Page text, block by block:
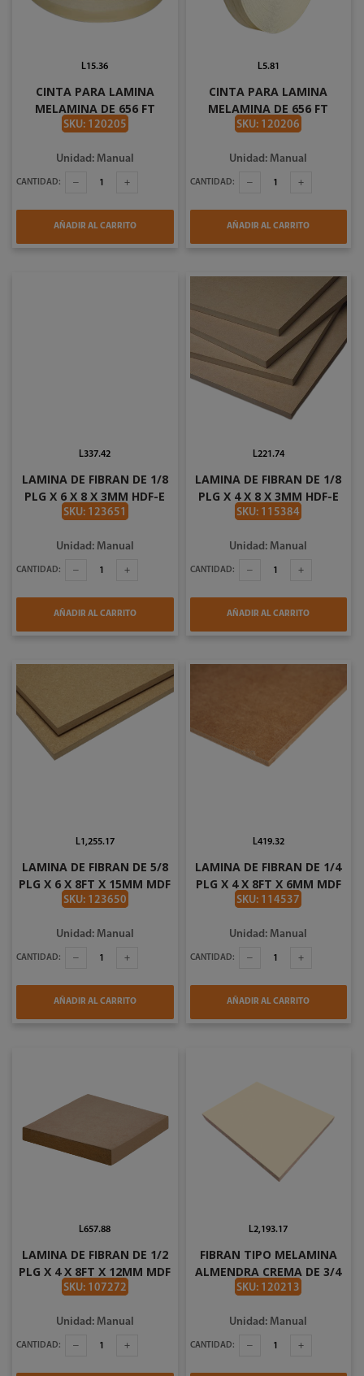
CINTA PARA LAMINA
MELAMINA DE 656 FT
COLOR ALMENDRA CREMA
SKU: 120205
L15.36
Unidad: Manual
CANTIDAD:
AÑADIR AL CARRITO
CINTA PARA LAMINA
MELAMINA DE 656 FT
COLOR NEGRO POR PIE
SKU: 120206
L5.81
Unidad: Manual
CANTIDAD:
AÑADIR AL CARRITO
LAMINA DE FIBRAN DE 1/8
PLG X 6 X 8 X 3MM HDF-E
SKU: 123651
L337.42
Unidad: Manual
CANTIDAD:
AÑADIR AL CARRITO
LAMINA DE FIBRAN DE 1/8
PLG X 4 X 8 X 3MM HDF-E
SKU: 115384
L221.74
Unidad: Manual
CANTIDAD:
AÑADIR AL CARRITO
LAMINA DE FIBRAN DE 5/8
PLG X 6 X 8FT X 15MM MDF
AMTK
SKU: 123650
L1,255.17
Unidad: Manual
CANTIDAD:
AÑADIR AL CARRITO
LAMINA DE FIBRAN DE 1/4
PLG X 4 X 8FT X 6MM MDF
AMTK
SKU: 114537
L419.32
Unidad: Manual
CANTIDAD:
AÑADIR AL CARRITO
LAMINA DE FIBRAN DE 1/2
PLG X 4 X 8FT X 12MM MDF
AMTK
SKU: 107272
L657.88
Unidad: Manual
CANTIDAD:
FIBRAN TIPO MELAMINA
ALMENDRA CREMA DE 3/4
PLG 2 CARAS LAMINA DE 4
2440MM)18MM
SKU: 120213
L2,193.17
Unidad: Manual
CANTIDAD: